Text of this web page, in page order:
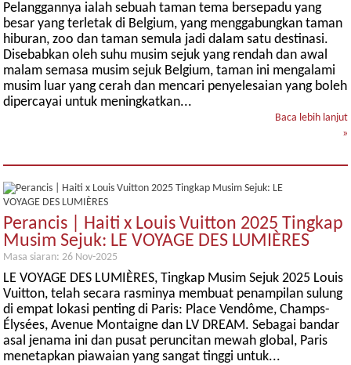
Pelanggannya ialah sebuah taman tema bersepadu yang
besar yang terletak di Belgium, yang menggabungkan taman
hiburan, zoo dan taman semula jadi dalam satu destinasi.
Disebabkan oleh suhu musim sejuk yang rendah dan awal
malam semasa musim sejuk Belgium, taman ini mengalami
musim luar yang cerah dan mencari penyelesaian yang boleh
dipercayai untuk meningkatkan...
Baca lebih lanjut
»
Perancis | Haiti x Louis Vuitton 2025 Tingkap
Musim Sejuk: LE VOYAGE DES LUMIÈRES
Masa siaran: 26 Nov-2025
LE VOYAGE DES LUMIÈRES, Tingkap Musim Sejuk 2025 Louis
Vuitton, telah secara rasminya membuat penampilan sulung
di empat lokasi penting di Paris: Place Vendôme, Champs-
Élysées, Avenue Montaigne dan LV DREAM. Sebagai bandar
asal jenama ini dan pusat peruncitan mewah global, Paris
menetapkan piawaian yang sangat tinggi untuk...